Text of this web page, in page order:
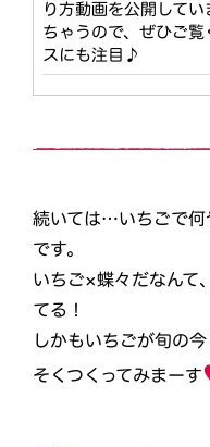
り方動画を公開して
ちゃうので、ぜひご
スにも注目♪
続いては…いちごで
です。
いちご×蝶々だなんて
てる！
しかもいちごが旬の
そくつくってみまーす